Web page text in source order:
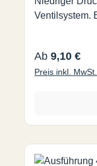
Ventilsystem.
1421Legris
ESC 07 / ERC
Regulärer
Ab 9,10 €
Preis inkl.